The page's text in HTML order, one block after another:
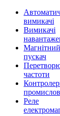
вимикачі
Вимикачі
Магнітний
пускач
частоти
Реле